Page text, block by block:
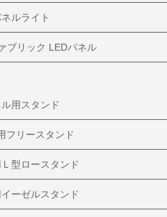
ルライト
ブリック LEDパネル
用スタンド
フリースタンド
型ロースタンド
ーゼルスタンド